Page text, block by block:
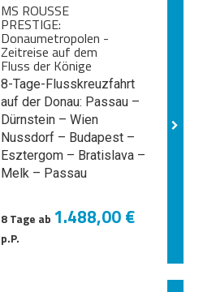
MS ROUSSE
PRESTIGE:
Donaumetropolen -
Zeitreise auf dem
Fluss der Könige
8-Tage-Flusskreuzfahrt
auf der Donau: Passau –
Dürnstein – Wien
Nussdorf – Budapest –
Esztergom – Bratislava –
Melk – Passau
8 Tage ab 1.488,00 €
p.P.